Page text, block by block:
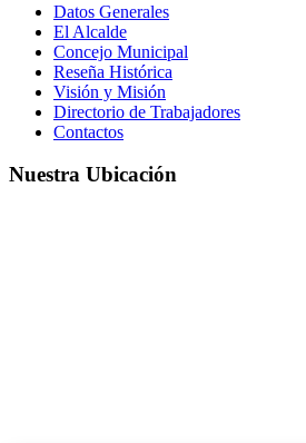
Datos Generales
El Alcalde
Concejo Municipal
Reseña Histórica
Visión y Misión
Directorio de Trabajadores
Contactos
Nuestra Ubicación